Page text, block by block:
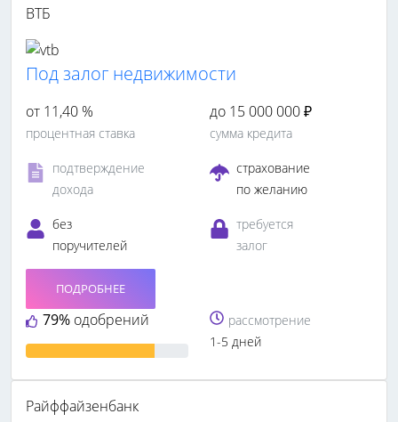
ВТБ
Под залог недвижимости
от 11,40 %
процентная ставка
до 15 000 000 ₽
сумма кредита
подтверждение
дохода
страхование
по желанию
без
поручителей
требуется
залог
79% одобрений
ПОДРОБНЕЕ
рассмотрение
1-5 дней
Райффайзенбанк